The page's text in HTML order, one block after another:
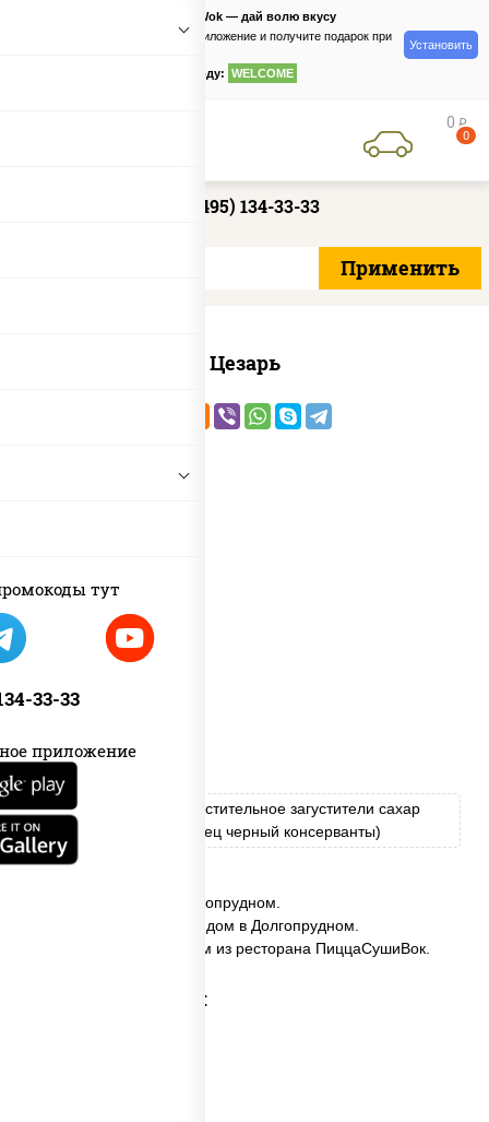
тут
33-33
приложение
PizzaSushiWok — дай волю вкусу
Скачайте приложение и получите подарок при
по промокоду: WELCOME
Установить
0 руб
0
+7 (495) 134-33-33
Цезарь
соус "Цезарь" (масло растительное загустители сахар
яйца чеснок специи перец черный консерванты)
✅ Цезарь заказать в Долгопрудном.
✅ Цезарь с доставкой на дом в Долгопрудном.
✅ Цезарь в Долгопрудном из ресторана ПиццаСушиВок.
Категории товара: